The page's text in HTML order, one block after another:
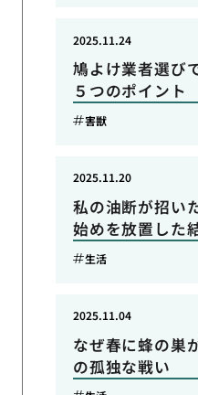
鳩よけ業者選び
５つのポイント
2025.11.24
害獣
私の油断が招い
始めを放置した
2025.11.20
生活
なぜ春に蜂の巣
の孤独な戦い
2025.11.04